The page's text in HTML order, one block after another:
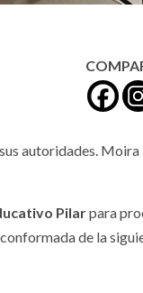
autoridades.
Pilarpara
de la